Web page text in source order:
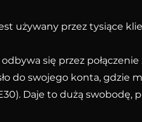
używany przez tysiące
się przez
do swojego konta,
Daje to dużą